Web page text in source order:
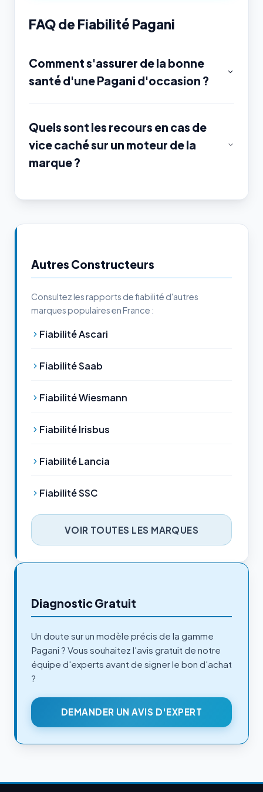
FAQ de Fiabilité Pagani
Comment s'assurer de la bonne
santé d'une Pagani d'occasion ?
Quels sont les recours en cas de
vice caché sur un moteur de la
marque ?
Autres Constructeurs
Consultez les rapports de fiabilité d'autres
marques populaires en France :
Fiabilité Ascari
Fiabilité Saab
Fiabilité Wiesmann
Fiabilité Irisbus
Fiabilité Lancia
Fiabilité SSC
VOIR TOUTES LES MARQUES
Diagnostic Gratuit
Un doute sur un modèle précis de la gamme
Pagani ? Vous souhaitez l'avis gratuit de notre
équipe d'experts avant de signer le bon d'achat
?
DEMANDER UN AVIS D'EXPERT